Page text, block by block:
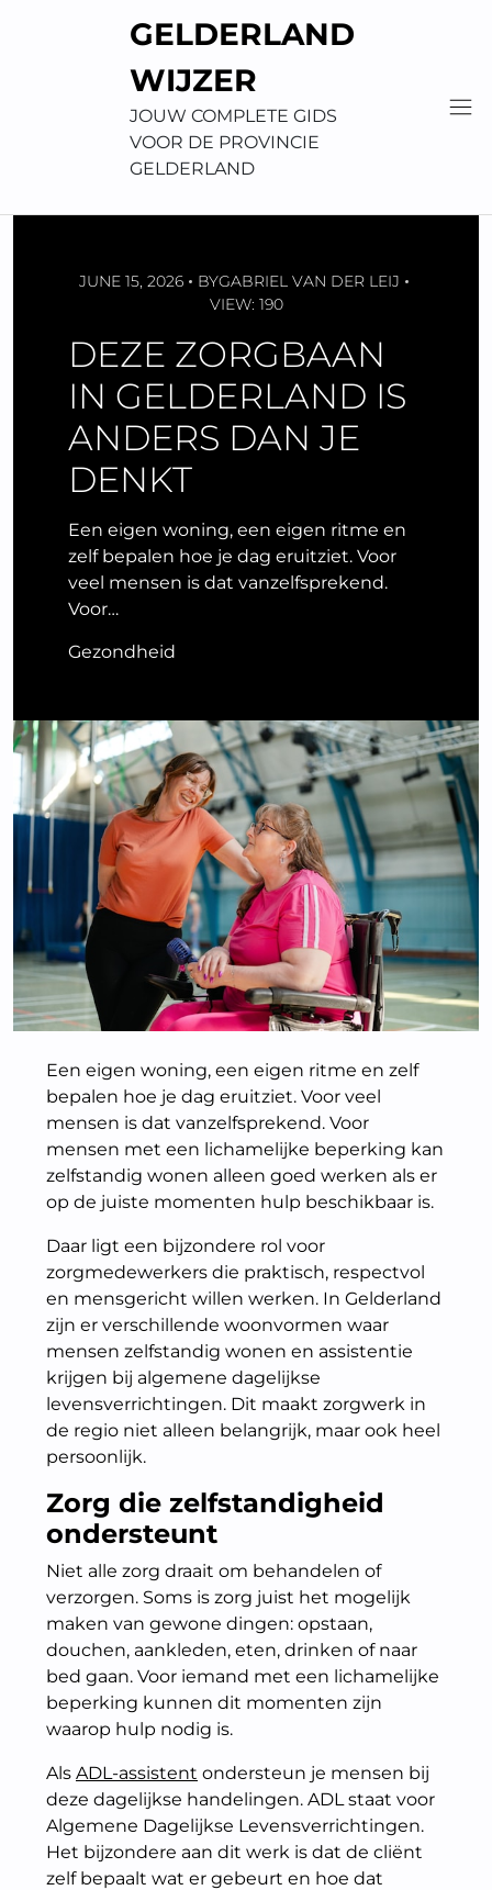
GELDERLAND
WIJZER
JOUW COMPLETE GIDS
VOOR DE PROVINCIE
GELDERLAND
JUNE 15, 2026 BYGABRIEL VAN DER LEIJ
VIEW: 190
DEZE ZORGBAAN
IN GELDERLAND IS
ANDERS DAN JE
DENKT
Een eigen woning, een eigen ritme en
zelf bepalen hoe je dag eruitziet. Voor
veel mensen is dat vanzelfsprekend.
Voor…
Gezondheid
Een eigen woning, een eigen ritme en zelf
bepalen hoe je dag eruitziet. Voor veel
mensen is dat vanzelfsprekend. Voor
mensen met een lichamelijke beperking kan
zelfstandig wonen alleen goed werken als er
op de juiste momenten hulp beschikbaar is.
Daar ligt een bijzondere rol voor
zorgmedewerkers die praktisch, respectvol
en mensgericht willen werken. In Gelderland
zijn er verschillende woonvormen waar
mensen zelfstandig wonen en assistentie
krijgen bij algemene dagelijkse
levensverrichtingen. Dit maakt zorgwerk in
de regio niet alleen belangrijk, maar ook heel
persoonlijk.
Zorg die zelfstandigheid
ondersteunt
Niet alle zorg draait om behandelen of
verzorgen. Soms is zorg juist het mogelijk
maken van gewone dingen: opstaan,
douchen, aankleden, eten, drinken of naar
bed gaan. Voor iemand met een lichamelijke
beperking kunnen dit momenten zijn
waarop hulp nodig is.
Als ADL-assistent ondersteun je mensen bij
deze dagelijkse handelingen. ADL staat voor
Algemene Dagelijkse Levensverrichtingen.
Het bijzondere aan dit werk is dat de cliënt
zelf bepaalt wat er gebeurt en hoe dat